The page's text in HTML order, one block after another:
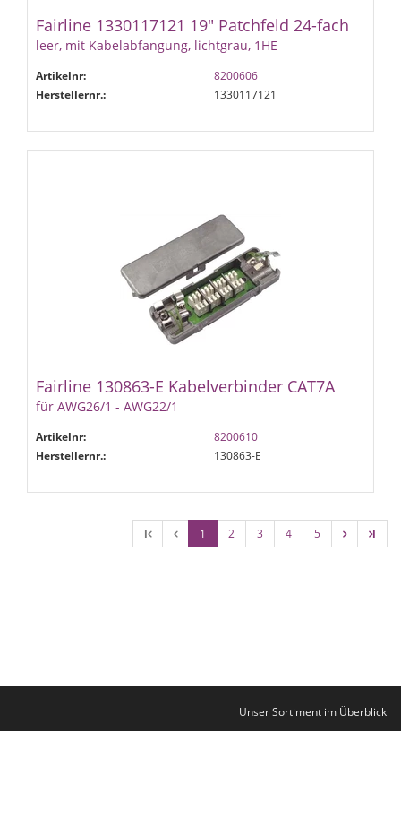
Fairline 1330117121 19" Patchfeld 24-fach
leer, mit Kabelabfangung, lichtgrau, 1HE
Artikelnr:
8200606
Herstellernr.:
1330117121
Fairline 130863-E Kabelverbinder CAT7A
für AWG26/1 - AWG22/1
Artikelnr:
8200610
Herstellernr.:
130863-E
l 1 2 3 4 5 l
Unser Sortiment im Überblick